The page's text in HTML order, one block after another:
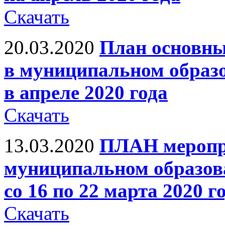
Скачать
20.03.2020 План
в муниципальном
в апреле 2020 года
Скачать
13.03.2020 ПЛАН
муниципальном
со 16 по 22 марта 2020
Скачать